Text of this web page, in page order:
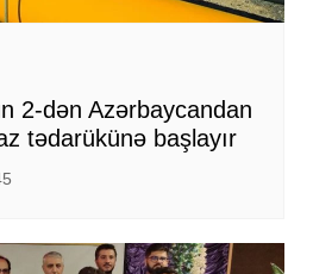
2-dən Azərbaycandan
tədarükünə başlayır